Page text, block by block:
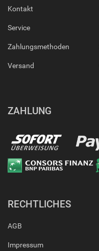
Kontakt
Service
Zahlungsmethoden
Versand
ZAHLUNG
RECHTLICHES
AGB
Impressum